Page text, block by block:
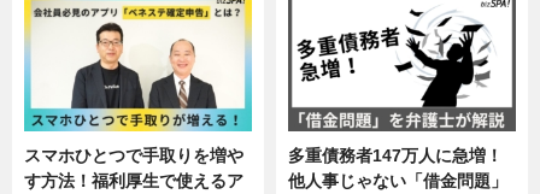
スマホひとつで手取りを増や
す方法！福利厚生で使えるア
多重債務者147万人に急増！
他人事じゃない「借金問題」